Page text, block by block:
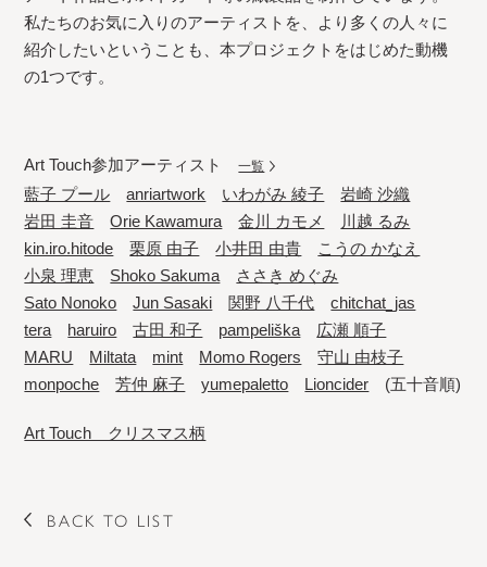
私たちのお気に入りのアーティストを、より多くの人々に
紹介したいということも、本プロジェクトをはじめた動機
の1つです。
Art Touch参加アーティスト一覧
藍子 プール anriartwork いわがみ 綾子
岩崎 沙織
岩田 圭音
Orie Kawamura 金川 カモメ
川越 るみ
kin.iro.hitode
栗原 由子 小井田 由貴
こうの かなえ
小泉 理恵
Shoko Sakuma
ささき めぐみ
Sato Nonoko
Jun Sasaki 関野 八千代
chitchat_jas
tera
haruiro 古田 和子 pampeliška
広瀬 順子
MARU
Miltata mint Momo Rogers
守山 由枝子
monpoche
芳仲 麻子 yumepaletto Lioncider (五十音順)
Art Touch クリスマス柄
BACK TO LIST